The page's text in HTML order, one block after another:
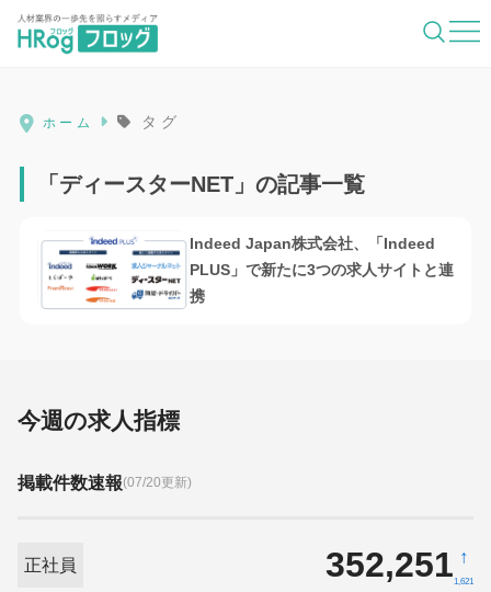
HRog | 人材業界の一歩先を照らすメディ
ホーム タグ
「ディースターNET」の記事一覧
Indeed Japan株式会社、「Indeed
PLUS」で新たに3つの求人サイトと連
携
今週の求人指標
掲載件数速報(07/20更新)
正社員 352,251 ↑
1,621